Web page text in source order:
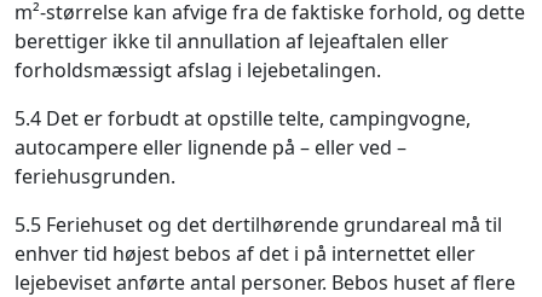
m²-størrelse kan afvige fra de faktiske forhold, og dette
berettiger ikke til annullation af lejeaftalen eller
forholdsmæssigt afslag i lejebetalingen.
5.4 Det er forbudt at opstille telte, campingvogne,
autocampere eller lignende på – eller ved –
feriehusgrunden.
5.5 Feriehuset og det dertilhørende grundareal må til
enhver tid højest bebos af det i på internettet eller
lejebeviset anførte antal personer. Bebos huset af flere